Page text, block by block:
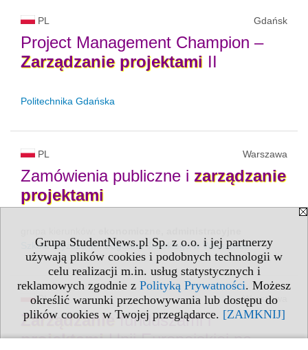
Grupa StudentNews.pl Sp. z o.o. i jej partnerzy
używają plików cookies i podobnych technologii w
celu realizacji m.in. usług statystycznych i
reklamowych zgodnie z Polityką Prywatności. Możesz
określić warunki przechowywania lub dostępu do
plików cookies w Twojej przeglądarce. [ZAMKNIJ]
PL Gdańsk
Project Management Champion –
Zarządzanie projektami II
Politechnika Gdańska
PL Warszawa
Zamówienia publiczne i zarządzanie
projektami
Szkoła Wyższa im. Bogdana Jańskiego w Warszawie
PL Warszawa
Zarządzanie funduszami i
projektamiUnii Europejskiej na